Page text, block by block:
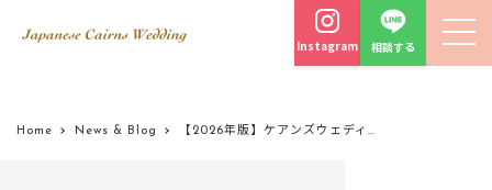
Instagram 相談する
Home News & Blog 【2026年版】ケアンズウェディング完全ガイド｜オーストラリア・海外ウェディングで安心の理由